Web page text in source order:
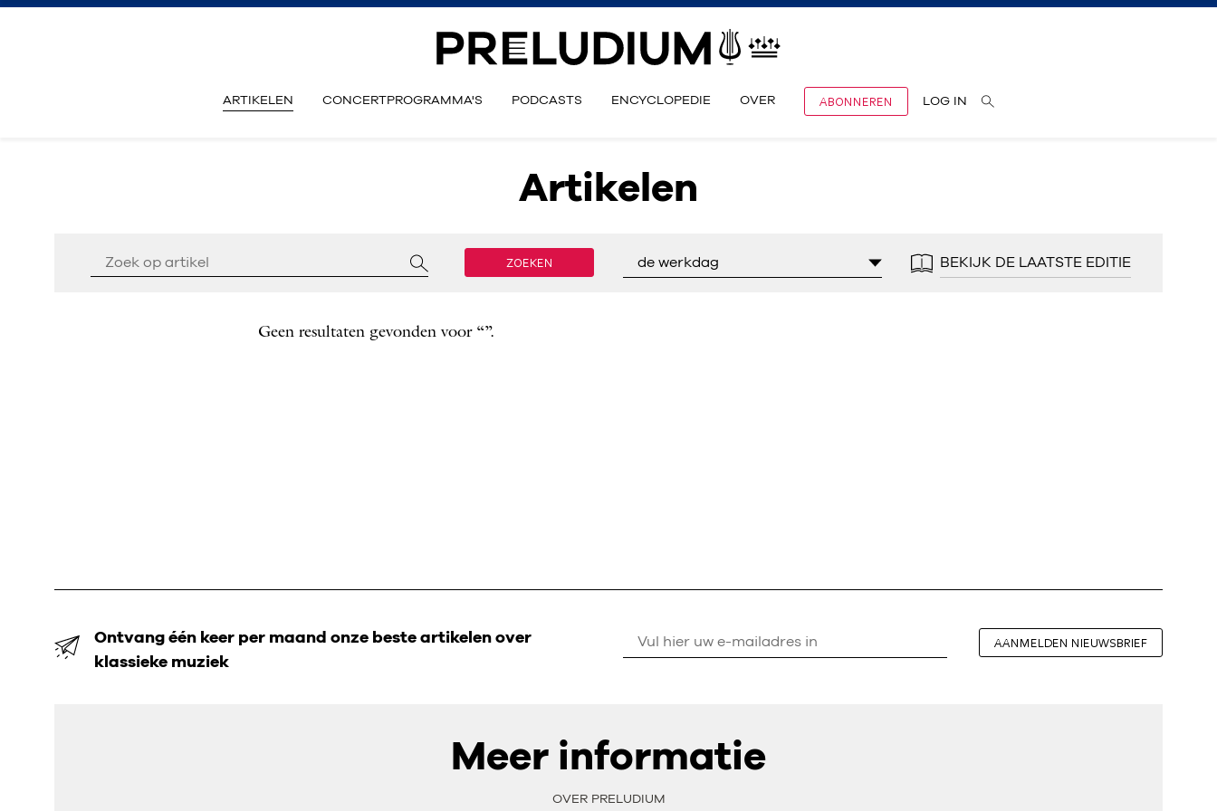
ARTIKELEN CONCERTPROGRAMMA'S PODCASTS ENCYCLOPEDIE OVER ABONNEREN LOG IN
Artikelen
ZOEKEN de werkdag BEKIJK DE LAATSTE EDITIE
Geen resultaten gevonden voor “”.
Ontvang één keer per maand onze beste artikelen over
klassieke muziek
AANMELDEN NIEUWSBRIEF
Meer informatie
OVER PRELUDIUM